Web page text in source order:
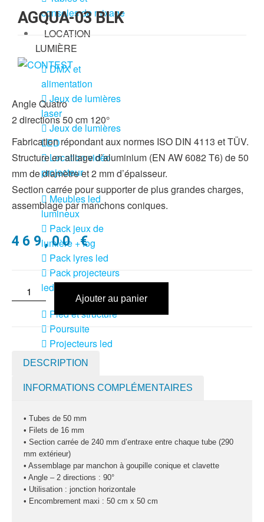
consoles de mixage
LOCATION
LUMIÈRE
DMX et
alimentation
Jeux de lumières
laser
Jeux de lumières
LED
Location vidéo
projecteur
Meubles led
lumineux
Pack jeux de
lumière + fog
Pack lyres led
Pack projecteurs
led divers
Pied et structure
Poursuite
Projecteurs led
divers
MACHINE À EFFETS
Machines à
brouillard
Machines à
confetti
Machines à
étincelles froide
AGQUA-03 BLK
Angle Quatro
2 directions 50 cm 120°
Fabrication répondant aux normes ISO DIN 4113 et TÜV.
Structure en alliage d’aluminium (EN AW 6082 T6) de 50
mm de diamètre et 2 mm d’épaisseur.
Section carrée pour supporter de plus grandes charges,
assemblage par manchons coniques.
469,00€
Ajouter au panier
DESCRIPTION
INFORMATIONS COMPLÉMENTAIRES
• Tubes de 50 mm
• Filets de 16 mm
• Section carrée de 240 mm d’entraxe entre chaque tube (290
mm extérieur)
• Assemblage par manchon à goupille conique et clavette
• Angle – 2 directions : 90°
• Utilisation : jonction horizontale
• Encombrement maxi : 50 cm x 50 cm